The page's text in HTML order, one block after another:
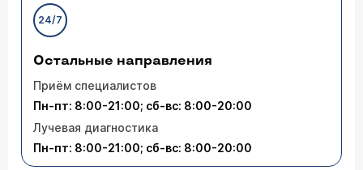
24/7
Остальные направления
Приём специалистов
Пн-пт: 8:00-21:00; сб-вс: 8:00-20:00
Лучевая диагностика
Пн-пт: 8:00-21:00; сб-вс: 8:00-20:00